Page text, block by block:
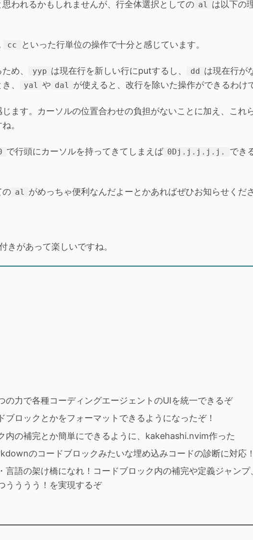
われるかもしれませんが、行全体選択としての al は以下の
cc といった行単位の操作で十分と感じています。
め、 yyp は現在行を新しい行にputするし、 dd
は現在行が
、
yal や dal が使えると、改行を除いた操作ができるわけ
ます。カーソルの位置合わせの負担がないことに加え、これ
。
で行頭にカーソルを持ってきてしまえば 0Dj.j.j.j.j.
でき
の al がめっちゃ便利なんだよーとかあればぜひお知らせくださ
があって楽しいですね。
力で各種コーディングエージェントのUIを統一できるぞ
ロックとかをフォーマットできるようになったぞ！
内の補完とか簡単にできるように、kakehashi.nvim作った
のコードブロックみたいな埋め込みコードの診断に対応！
語の架け橋になれ！コードブロック内の補完や定義ジャンプ
うううう！を実現するぞ